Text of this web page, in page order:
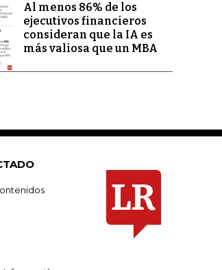
Al menos 86% de los
ejecutivos financieros
consideran que la IA es
más valiosa que un MBA